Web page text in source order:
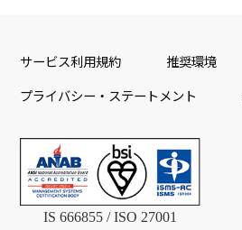
サービス利用規約 推奨環境
プライバシー・ステートメント
IS 666855 / ISO 27001